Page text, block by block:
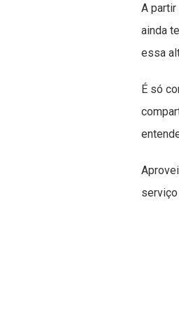
A
ainda
essa
É só